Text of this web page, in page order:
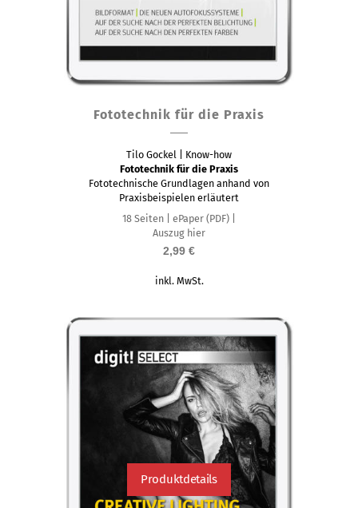
Fototechnik für die Praxis
Tilo Gockel | Know-how
Fototechnik für die Praxis
Fototechnische Grundlagen anhand von
Praxisbeispielen erläutert
18 Seiten | ePaper (PDF) |
Auszug hier
2,99 €
inkl. MwSt.
Produktdetails